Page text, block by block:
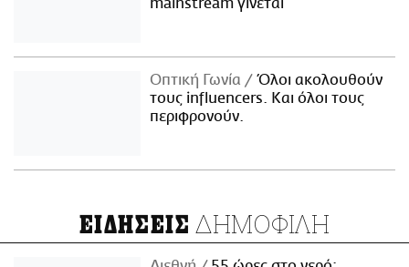
mainstream γίνεται
Οπτική Γωνία
Όλοι ακολουθούν
τους influencers. Και όλοι τους
περιφρονούν.
ΕΙΔΗΣΕΙΣ ΔΗΜΟΦΙΛΗ